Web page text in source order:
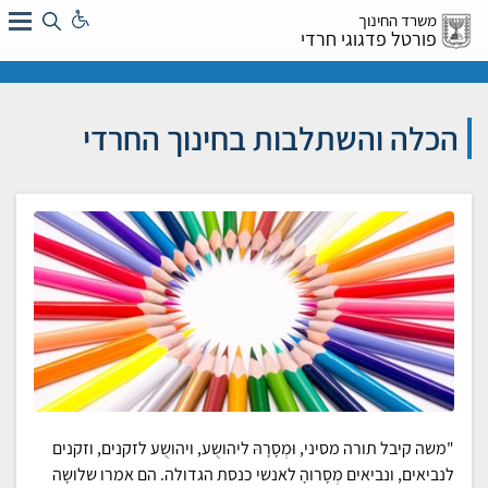
דלג
אל:
משרד החינוך
פורטל פדגוגי חרדי
הכלה והשתלבות בחינוך החרדי
"משה קיבל תורה מסיני, וּמְסָרָהּ ליהושֻע, ויהושֻע לזקנים, וזקנים
לנביאים, ונביאים מְסָרוהָ לאנשי כנסת הגדולה. הם אמרו שלושָה